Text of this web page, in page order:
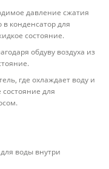
давление сжатия
в конденсатор для
состояние.
обдуву воздуха из
где охлаждает воду и
состояние для
воды внутри